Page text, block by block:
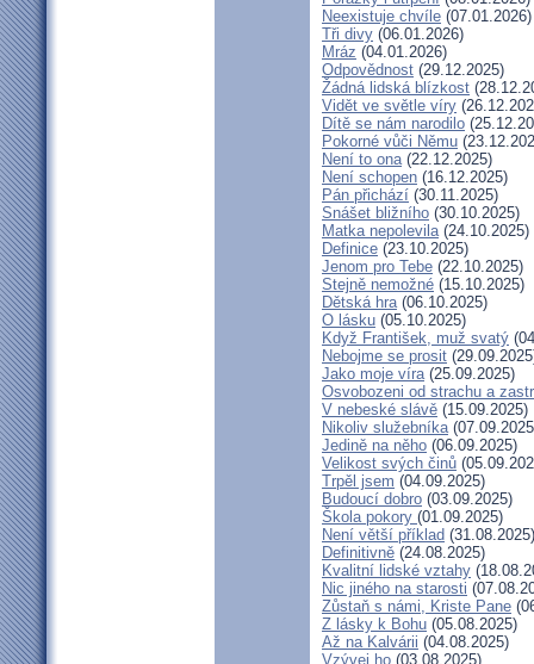
Neexistuje chvíle (07.01.2026)
Tři divy (06.01.2026)
Mráz (04.01.2026)
Odpovědnost (29.12.2025)
Žádná lidská blízkost
Vidět ve světle víry
Dítě se nám narodilo
Pokorné vůči Němu
Není to ona(22.12.2025)
Není schopen (16.12.2025)
Pán přichází (30.11.2025)
Snášet bližního (30.10.2025)
Matka nepolevila(24.10.2025)
Definice (23.10.2025)
Jenom pro Tebe (22.10.2025)
Stejně nemožné (15.10.2025)
Dětská hra(06.10.2025)
O lásku (05.10.2025)
Když František, muž svatý
Nebojme se prosit
Jako moje víra(25.09.2025)
Osvobozeni od strachu a
V nebeské slávě (15.09.2025)
Nikoliv služebníka
Jedině na něho (06.09.2025)
Velikost svých činů
Trpěl jsem (04.09.2025)
Budoucí dobro (03.09.2025)
Škola pokory (01.09.2025)
Není větší příklad (31.08.2025)
Definitivně (24.08.2025)
Kvalitní lidské vztahy
Nic jiného na starosti
Zůstaň s námi, Kriste Pane
Z lásky k Bohu (05.08.2025)
Až na Kalvárii (04.08.2025)
Vzývej ho (03.08.2025)